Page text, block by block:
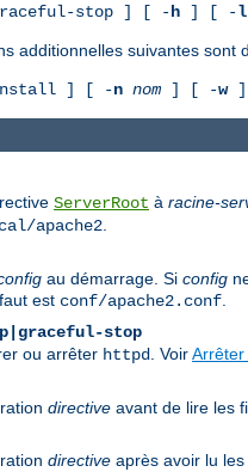
stop ] [ -h ] [ -l
additionnelles suivantes sont
] [ -n nom ] [ -w]
ServerRoot à racine-
apache2
au démarrage. Si config
est conf/apache2.conf
stop
ou arrêter httpd . VoirArrêter
directive avant de lire les
directive après avoir lu